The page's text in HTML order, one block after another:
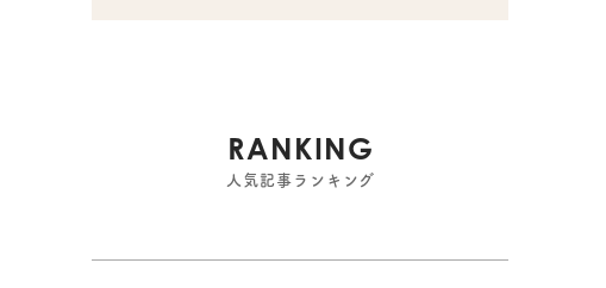
RANKING
人気記事ランキング